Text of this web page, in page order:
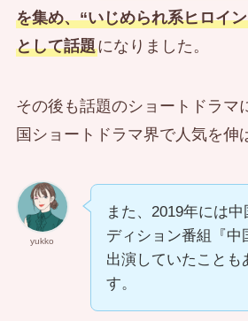
を集め、“いじめられ系ヒロイ
として話題になりました。
その後も話題のショートドラマ
国ショートドラマ界で人気を伸
yukko
また、2019年には
ディション番組『中
出演していたことも
す。